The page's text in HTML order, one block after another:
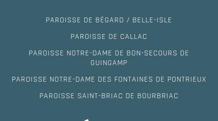
PAROISSE DE BÉGARD / BELLE-ISLE
PAROISSE DE CALLAC
PAROISSE NOTRE-DAME DE BON-SECOURS DE
GUINGAMP
PAROISSE NOTRE-DAME DES FONTAINES DE PONTRIEUX
PAROISSE SAINT-BRIAC DE BOURBRIAC